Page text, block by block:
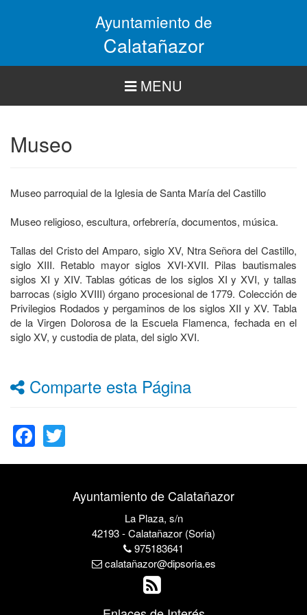
Ayuntamiento de
Calatañazor
MENU
Museo
Museo parroquial de la Iglesia de Santa María del Castillo
Museo religioso, escultura, orfebrería, documentos, música.
Tallas del Cristo del Amparo, siglo XV, Ntra Señora del Castillo,
siglo XIII. Retablo mayor siglos XVI-XVII. Pilas bautismales
siglos XI y XIV. Tablas góticas de los siglos XI y XVI, y tallas
barrocas (siglo XVIII) órgano procesional de 1779. Colección de
Privilegios Rodados y pergaminos de los siglos XII y XV. Tabla
de la Virgen Dolorosa de la Escuela Flamenca, fechada en el
siglo XV, y custodia de plata, del siglo XVI.
Comparte esta Página
Facebook
Ayuntamiento de Calatañazor
La Plaza, s/n
42193 - Calatañazor (Soria)
975183641
calatañazor@dipsoria.es